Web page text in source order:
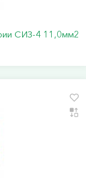
СИЗ-4 11,0мм2